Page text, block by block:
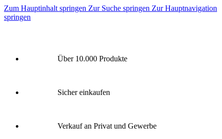
Zum Hauptinhalt springen Zur Suche springen Zur Hauptnavigation
springen
Über 10.000 Produkte
Sicher einkaufen
Verkauf an Privat und Gewerbe